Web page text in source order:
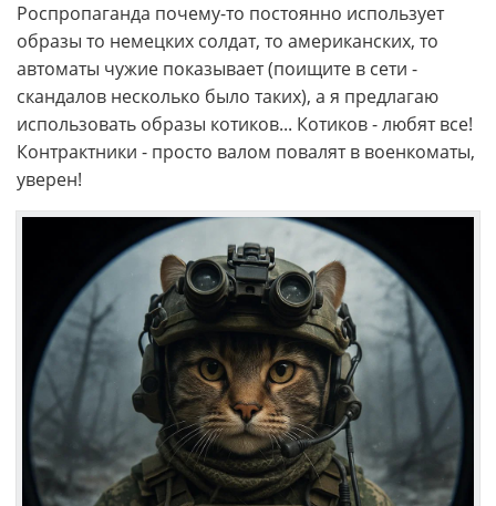
Роспропаганда почему-то постоянно использует
образы то немецких солдат, то американских, то
автоматы чужие показывает (поищите в сети -
скандалов несколько было таких), а я предлагаю
использовать образы котиков... Котиков - любят все!
Контрактники - просто валом повалят в военкоматы,
уверен!